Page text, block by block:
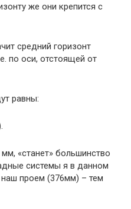
же они крепится с
средний горизонт
по оси, отстоящей от
равны:
«станет» большинство
системы я в данном
проем (376мм) – тем